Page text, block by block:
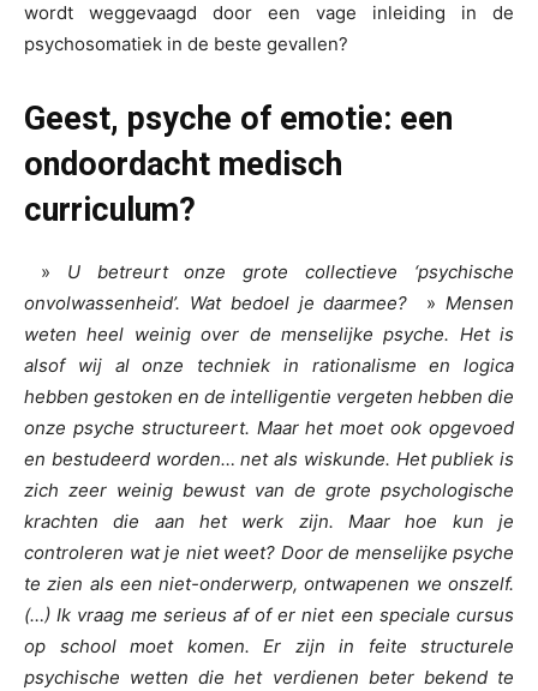
wordt weggevaagd door een vage inleiding in de
psychosomatiek in de beste gevallen?
Geest, psyche of emotie: een
ondoordacht medisch
curriculum?
» U betreurt onze grote collectieve ‘psychische
onvolwassenheid’. Wat bedoel je daarmee? »Mensen
weten heel weinig over de menselijke psyche. Het is
alsof wij al onze techniek in rationalisme en logica
hebben gestoken en de intelligentie vergeten hebben die
onze psyche structureert. Maar het moet ook opgevoed
en bestudeerd worden… net als wiskunde. Het publiek is
zich zeer weinig bewust van de grote psychologische
krachten die aan het werk zijn. Maar hoe kun je
controleren wat je niet weet? Door de menselijke psyche
te zien als een niet-onderwerp, ontwapenen we onszelf.
(…) Ik vraag me serieus af of er niet een speciale cursus
op school moet komen. Er zijn in feite structurele
psychische wetten die het verdienen beter bekend te